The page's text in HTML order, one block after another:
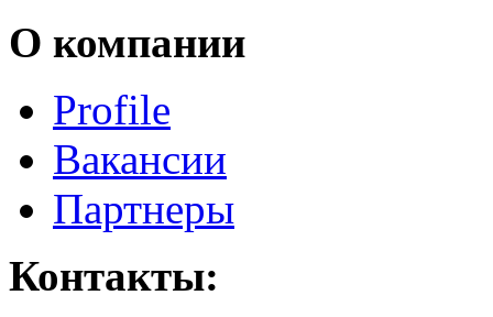
О компании
Profile
Вакансии
Партнеры
Контакты: